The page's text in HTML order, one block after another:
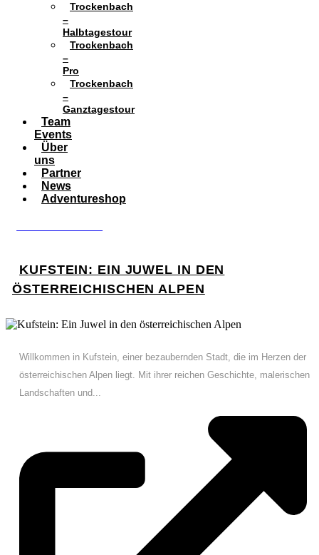
Trockenbach
–
Halbtagestour
Trockenbach
–
Pro
Trockenbach
–
Ganztagestour
Team
Events
Über
uns
Partner
News
Adventureshop
KUFSTEIN: EIN JUWEL IN DEN
ÖSTERREICHISCHEN ALPEN
Willkommen in Kufstein, einer bezaubernden Stadt, die im Herzen der
österreichischen Alpen liegt. Mit ihrer reichen Geschichte, malerischen
Landschaften und...